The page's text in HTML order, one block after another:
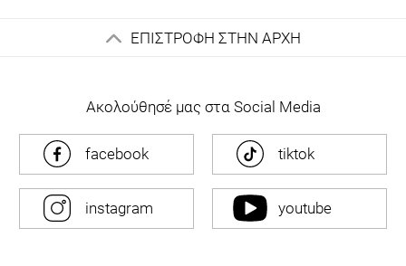
ΕΠΙΣΤΡΟΦΗ ΣΤΗΝ ΑΡΧΗ
Ακολούθησέ μας στα Social Media
facebook tiktok
instagram youtube